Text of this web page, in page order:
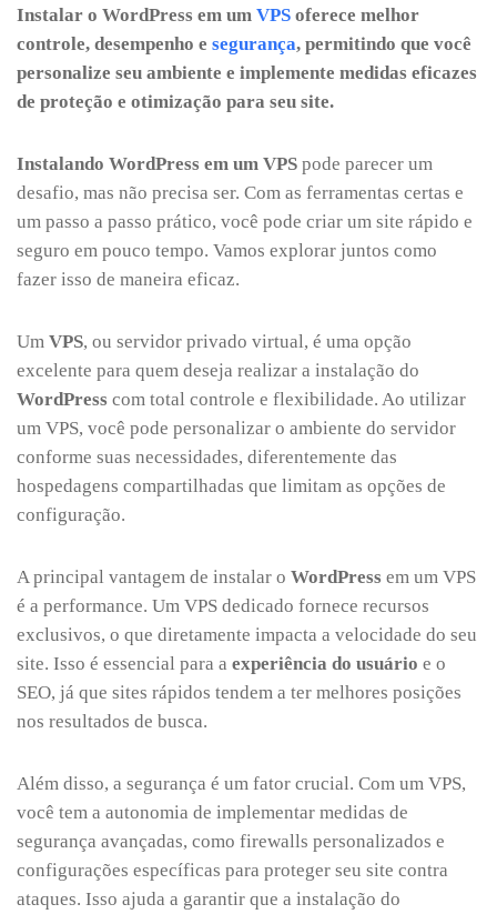
Instalar o WordPress em um VPS oferece melhor
controle, desempenho e segurança, permitindo que você
personalize seu ambiente e implemente medidas eficazes
de proteção e otimização para seu site.
Instalando WordPress em um VPS pode parecer um
desafio, mas não precisa ser. Com as ferramentas certas e
um passo a passo prático, você pode criar um site rápido e
seguro em pouco tempo. Vamos explorar juntos como
fazer isso de maneira eficaz.
Um VPS, ou servidor privado virtual, é uma opção
excelente para quem deseja realizar a instalação do
WordPress com total controle e flexibilidade. Ao utilizar
um VPS, você pode personalizar o ambiente do servidor
conforme suas necessidades, diferentemente das
hospedagens compartilhadas que limitam as opções de
configuração.
A principal vantagem de instalar o WordPress em um VPS
é a performance. Um VPS dedicado fornece recursos
exclusivos, o que diretamente impacta a velocidade do seu
site. Isso é essencial para a experiência do usuário e o
SEO, já que sites rápidos tendem a ter melhores posições
nos resultados de busca.
Além disso, a segurança é um fator crucial. Com um VPS,
você tem a autonomia de implementar medidas de
segurança avançadas, como firewalls personalizados e
configurações específicas para proteger seu site contra
ataques. Isso ajuda a garantir que a instalação do